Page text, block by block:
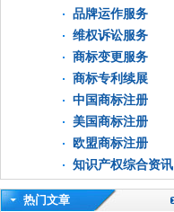
品牌运作服务
维权诉讼服务
商标变更服务
商标专利续展
中国商标注册
美国商标注册
欧盟商标注册
知识产权综合资讯
热门文章